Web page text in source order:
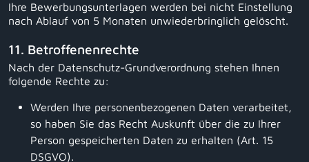
Ihre Bewerbungsunterlagen werden bei nicht Einstellung
nach Ablauf von 5 Monaten unwiederbringlich gelöscht.
11. Betroffenenrechte
Nach der Datenschutz-Grundverordnung stehen Ihnen
folgende Rechte zu:
Werden Ihre personenbezogenen Daten verarbeitet,
so haben Sie das Recht Auskunft über die zu Ihrer
Person gespeicherten Daten zu erhalten (Art. 15
DSGVO).